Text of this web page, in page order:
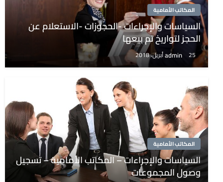
المكاتب الأمامية
السياسات والإجراءات -الحجوزات -الاستعلام عن
الحجز لتواريخ تم بيعها
admin 25 أبريل، 2018
المكاتب الأمامية
السياسات والإجراءات – المكاتب الأمامية – تسجيل
وصول المجموعات